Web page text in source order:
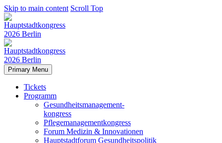
Skip to main content Scroll Top
Primary Menu
Tickets
Programm
Gesundheitsmanagement-
kongress
Pflegemanagementkongress
Forum Medizin & Innovationen
Hauptstadtforum Gesundheitspolitik